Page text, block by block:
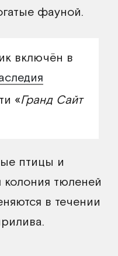
фауной.
включён в
«Гранд Сайт
птицы и
колония тюленей
в течении